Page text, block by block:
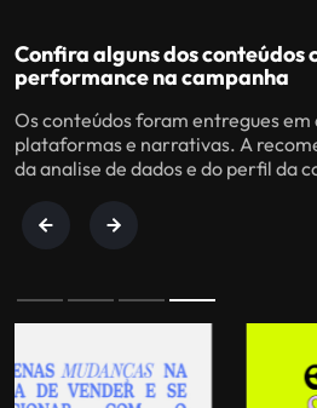
Confira alguns dos conteúdos
performance na campanha
Os conteúdos foram entregues
plataformas e narrativas. A
da analise de dados e do perfil da